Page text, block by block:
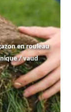
en rouleau
/ vaud